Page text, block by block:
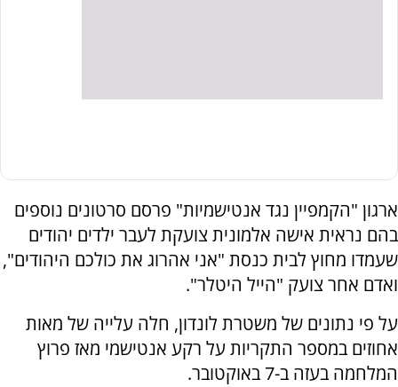
ארגון "הקמפיין נגד אנטישמיות" פרסם סרטונים נוספים
בהם נראית אישה אלמונית צועקת לעבר ילדים יהודים
שעמדו מחוץ לבית כנסת "אני אהרוג את כולכם היהודים",
ואדם אחר צועק "הייל היטלר".
על פי נתונים של משטרת לונדון, חלה עלייה של מאות
אחוזים במספר התקריות על רקע אנטישמי מאז פרוץ
המלחמה בעזה ב-7 באוקטובר.